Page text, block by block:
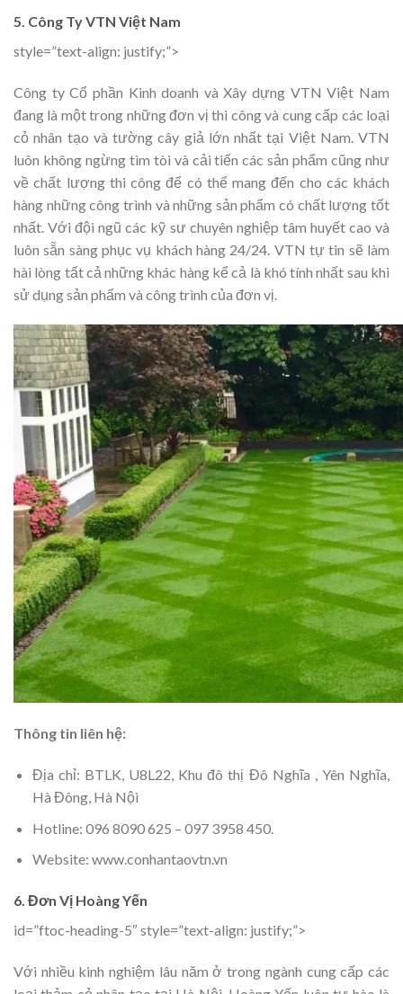
5. Công Ty VTN Việt Nam
style=”text-align: justify;”>
Công ty Cổ phần Kinh doanh và Xây dựng VTN Việt Nam
đang là một trong những đơn vị thi công và cung cấp các loại
cỏ nhân tạo và tường cây giả lớn nhất tại Việt Nam. VTN
luôn không ngừng tìm tòi và cải tiến các sản phẩm cũng như
về chất lượng thi công để có thể mang đến cho các khách
hàng những công trình và những sản phẩm có chất lượng tốt
nhất. Với đội ngũ các kỹ sư chuyên nghiệp tâm huyết cao và
luôn sẵn sàng phục vụ khách hàng 24/24. VTN tự tin sẽ làm
hài lòng tất cả những khác hàng kể cả là khó tính nhất sau khi
sử dụng sản phẩm và công trình của đơn vị.
Thông tin liên hệ:
Địa chỉ: BTLK, U8L22, Khu đô thị Đô Nghĩa , Yên Nghĩa,
Hà Đông, Hà Nội
Hotline: 096 8090 625 – 097 3958 450.
Website: www.conhantaovtn.vn
6. Đơn Vị Hoàng Yến
id=”ftoc-heading-5″ style=”text-align: justify;”>
Với nhiều kinh nghiệm lâu năm ở trong ngành cung cấp các